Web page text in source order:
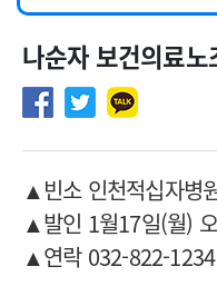
[이대목동병원] 하반기 전공의
[서울아산병원] 2026년 하반
[영남대학교의료원] 마취통증
나순자 보건의료
▲빈소 인천적십자병
▲발인 1월17일(월)
▲연락 032-822-1234